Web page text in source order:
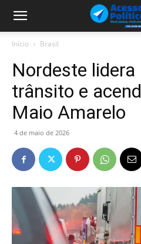
Início Brasil
Nordeste
trânsito e
Maio Amarelo
4 de maio de 2026